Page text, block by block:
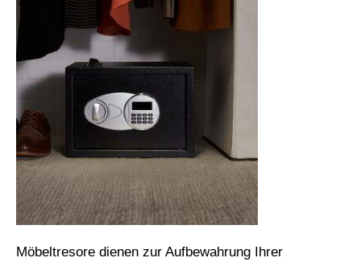
Möbeltresore dienen zur Aufbewahrung Ihrer